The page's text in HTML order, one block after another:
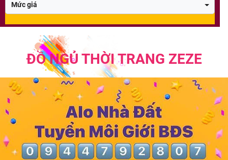
Mức giá
ĐỒ NGỦ THỜI TRANG ZEZE